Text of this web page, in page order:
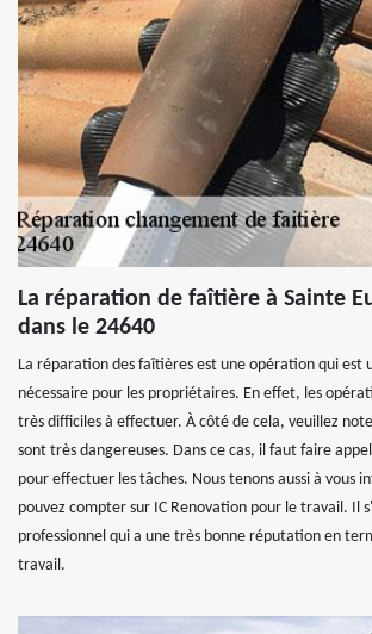
La réparation de faîtière à Sainte
dans le 24640
La réparation des faîtières est une opération qui est
nécessaire pour les propriétaires. En effet, les
très difficiles à effectuer. À côté de cela, veuillez
sont très dangereuses. Dans ce cas, il faut faire
pour effectuer les tâches. Nous tenons aussi à vous
pouvez compter sur IC Renovation pour le travail. Il
professionnel qui a une très bonne réputation en
travail.